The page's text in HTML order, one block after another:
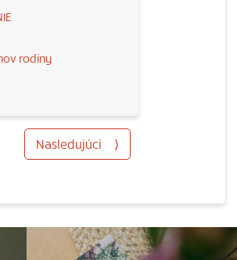
rodiny
Nasledujúci ⟩